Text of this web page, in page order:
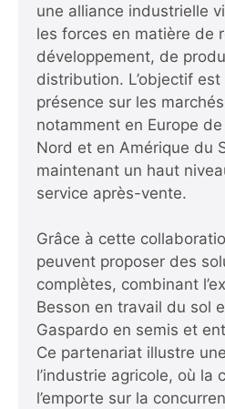
une alliance industrielle
les forces en matière de
développement, de
distribution. L’objectif est
présence sur les
notamment en Europe
Nord et en Amérique du
maintenant un haut
service après-vente.
Grâce à cette
peuvent proposer des
complètes, combinant
Besson en travail du sol
Gaspardo en semis et
Ce partenariat illustre
l’industrie agricole, où la
l’emporte sur la